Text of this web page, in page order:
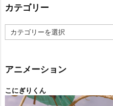
カテゴリー
テ
ー
アニメーション
こにぎりくん